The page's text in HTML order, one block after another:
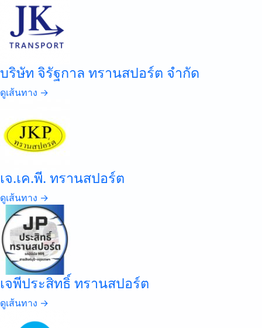
บริษัท จิรัฐกาล ทรานสปอร์ต จำกัด
ดูเส้นทาง →
เจ.เค.พี. ทรานสปอร์ต
ดูเส้นทาง →
เจพีประสิทธิ์ ทรานสปอร์ต
ดูเส้นทาง →